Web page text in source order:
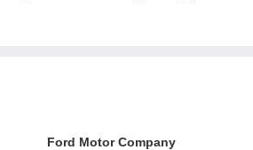
Ford Motor Company